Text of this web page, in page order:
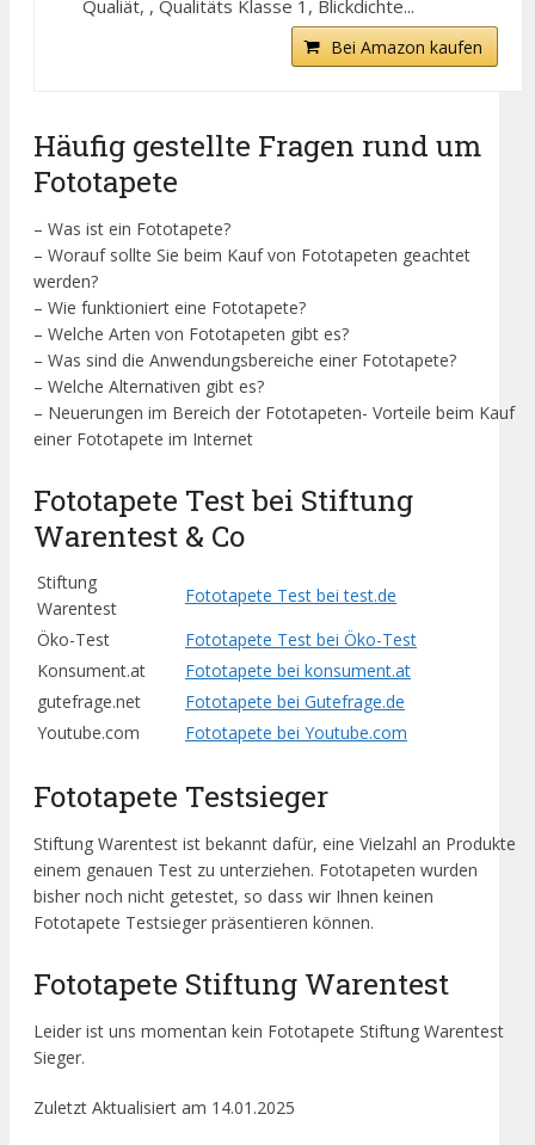
Qualiät, , Qualitäts Klasse 1, Blickdichte...
Bei Amazon kaufen
Häufig gestellte Fragen rund um
Fototapete
– Was ist ein Fototapete?
– Worauf sollte Sie beim Kauf von Fototapeten geachtet
werden?
– Wie funktioniert eine Fototapete?
– Welche Arten von Fototapeten gibt es?
– Was sind die Anwendungsbereiche einer Fototapete?
– Welche Alternativen gibt es?
– Neuerungen im Bereich der Fototapeten- Vorteile beim Kauf
einer Fototapete im Internet
Fototapete Test bei Stiftung
Warentest & Co
Stiftung
Warentest
Fototapete Test bei test.de
Öko-Test
Fototapete Test bei Öko-Test
Konsument.at
Fototapete bei konsument.at
gutefrage.net
Fototapete bei Gutefrage.de
Youtube.com
Fototapete bei Youtube.com
Fototapete Testsieger
Stiftung Warentest ist bekannt dafür, eine Vielzahl an Produkte
einem genauen Test zu unterziehen. Fototapeten wurden
bisher noch nicht getestet, so dass wir Ihnen keinen
Fototapete Testsieger präsentieren können.
Fototapete Stiftung Warentest
Leider ist uns momentan kein Fototapete Stiftung Warentest
Sieger.
Zuletzt Aktualisiert am 14.01.2025